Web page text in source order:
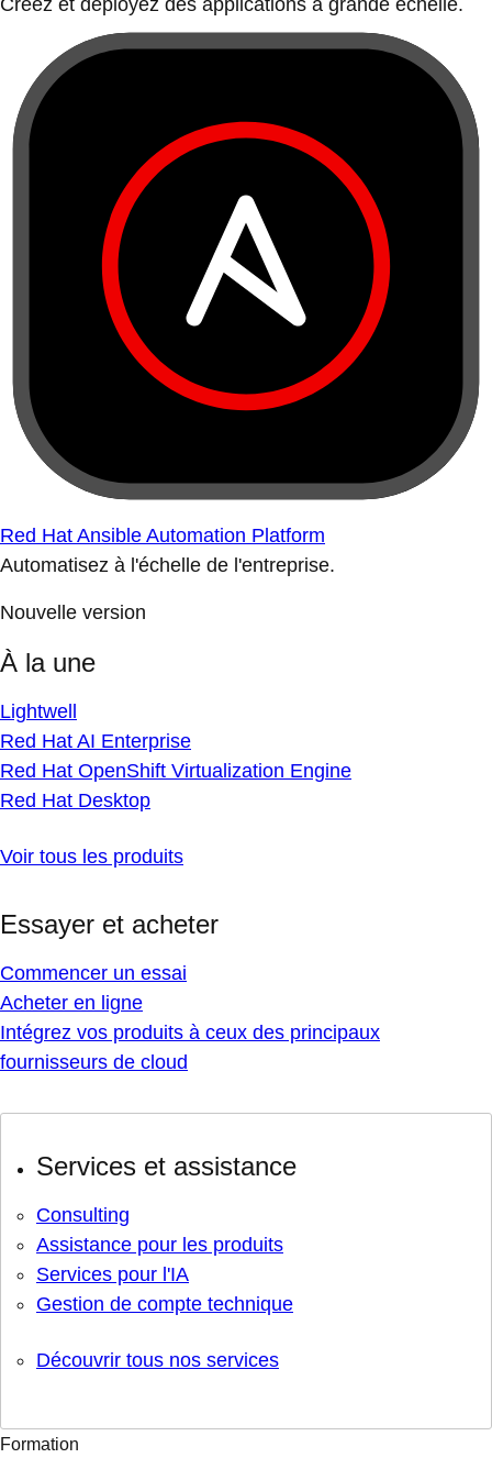
Créez et déployez des applications à grande échelle.
Red Hat Ansible Automation Platform
Automatisez à l'échelle de l'entreprise.
Nouvelle version
À la une
Lightwell
Red Hat AI Enterprise
Red Hat OpenShift Virtualization Engine
Red Hat Desktop
Voir tous les produits
Essayer et acheter
Commencer un essai
Acheter en ligne
Intégrez vos produits à ceux des principaux
fournisseurs de cloud
Services et assistance
Consulting
Assistance pour les produits
Services pour l'IA
Gestion de compte technique
Découvrir tous nos services
Formation